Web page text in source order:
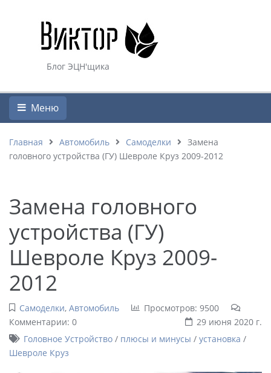
Блог ЭЦН'щика
Меню
Главная Автомобиль Самоделки
Замена
головного устройства (ГУ) Шевроле Круз 2009-2012
Замена головного
устройства (ГУ)
Шевроле Круз 2009-
2012
Самоделки, Автомобиль
Просмотров: 9500
Комментарии: 0
29 июня 2020 г.
Головное Устройство/ плюсы и минусы / установка /
Шевроле Круз